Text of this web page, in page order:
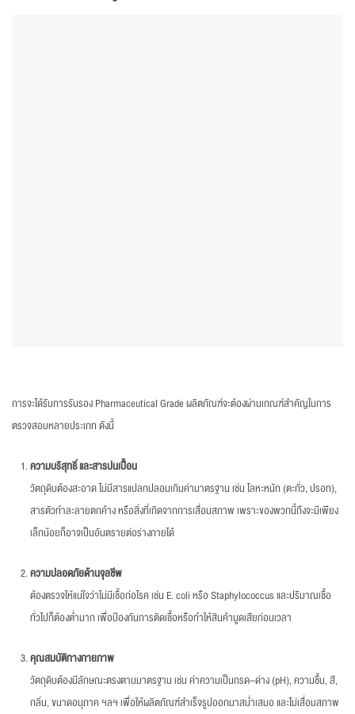
การจะได้รับการรับรอง Pharmaceutical Grade ผลิตภัณฑ์จะต้องผ่านเกณฑ์สำคัญในการ
ตรวจสอบหลายประเภท ดังนี้
ความบริสุทธิ์ และสารปนเปื้อน
วัตถุดิบต้องสะอาด ไม่มีสารแปลกปลอมเกินค่ามาตรฐาน เช่น โลหะหนัก (ตะกั่ว, ปรอท),
สารตัวทำละลายตกค้าง หรือสิ่งที่เกิดจากการเสื่อมสภาพ เพราะของพวกนี้ถึงจะมีเพียง
เล็กน้อยก็อาจเป็นอันตรายต่อร่างกายได้
ความปลอดภัยด้านจุลชีพ
ต้องตรวจให้แน่ใจว่าไม่มีเชื้อก่อโรค เช่น E. coli หรือ Staphylococcus และปริมาณเชื้อ
ทั่วไปก็ต้องต่ำมาก เพื่อป้องกันการติดเชื้อหรือทำให้สินค้าบูดเสียก่อนเวลา
คุณสมบัติทางกายภาพ
วัตถุดิบต้องมีลักษณะตรงตามมาตรฐาน เช่น ค่าความเป็นกรด–ด่าง (pH), ความชื้น, สี,
กลิ่น, ขนาดอนุภาค ฯลฯ เพื่อให้ผลิตภัณฑ์สำเร็จรูปออกมาสม่ำเสมอ และไม่เสื่อมสภาพ